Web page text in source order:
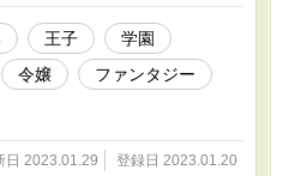
王子
学園
令嬢
ファンタジー
日 2023.01.29 登録日 2023.01.20